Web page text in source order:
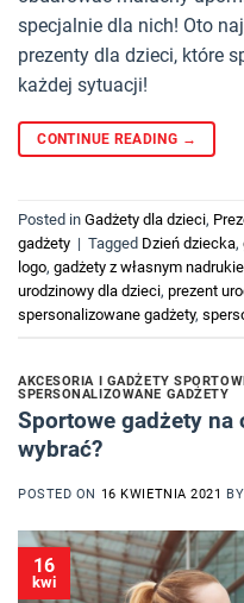
specjalnie dla nich! Oto
prezenty dla dzieci, które
każdej sytuacji!
CONTINUE READING →
Posted in Gadżety dla dzieci,
gadżety | Tagged Dzień dziecka,
logo, gadżety z własnym
urodzinowy dla dzieci, prezent
spersonalizowane gadżety,
AKCESORIA I GADŻETY
SPERSONALIZOWANE GADŻETY
Sportowe gadżety
wybrać?
POSTED ON 16 KWIETNIA 2021 BY
16
kwi